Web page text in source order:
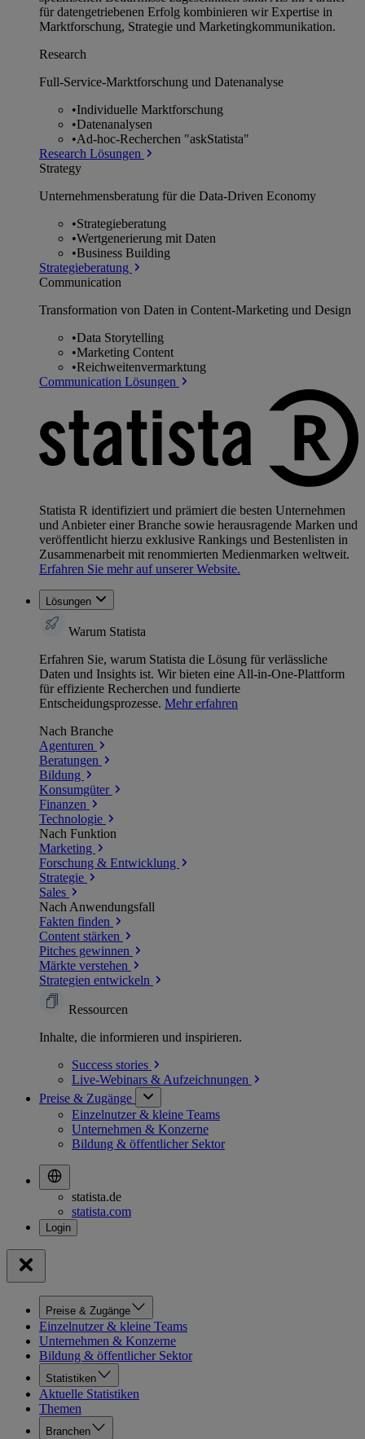
für datengetriebenen Erfolg kombinieren wir Expertise in
Marktforschung, Strategie und Marketingkommunikation.
Research
Full-Service-Marktforschung und Datenanalyse
•Individuelle Marktforschung
•Datenanalysen
•Ad-hoc-Recherchen "askStatista"
Research Lösungen
Strategy
Unternehmens­beratung für die Data-Driven Economy
•Strategieberatung
•Wertgenerierung mit Daten
•Business Building
Strategieberatung
Communication
Transformation von Daten in Content-Marketing und Design
•Data Storytelling
•Marketing Content
•Reichweitenvermarktung
Communication Lösungen
Statista R identifiziert und prämiert die besten Unternehmen
und Anbieter einer Branche sowie herausragende Marken und
veröffentlicht hierzu exklusive Rankings und Bestenlisten in
Zusammenarbeit mit renommierten Medienmarken weltweit.
Erfahren Sie mehr auf unserer Website.
Lösungen
Warum Statista
Erfahren Sie, warum Statista die Lösung für verlässliche
Daten und Insights ist. Wir bieten eine All-in-One-Plattform
für effiziente Recherchen und fundierte
Entscheidungsprozesse. Mehr erfahren
Nach Branche
Agenturen
Beratungen
Bildung
Konsumgüter
Finanzen
Technologie
Nach Funktion
Marketing
Forschung & Entwicklung
Strategie
Sales
Nach Anwendungsfall
Fakten finden
Content stärken
Pitches gewinnen
Märkte verstehen
Strategien entwickeln
Ressourcen
Inhalte, die informieren und inspirieren.
Success stories
Live-Webinars & Aufzeichnungen
Preise & Zugänge
Einzelnutzer & kleine Teams
Unternehmen & Konzerne
Bildung & öffentlicher Sektor
statista.de
statista.com
Preise & Zugänge
Einzelnutzer & kleine Teams
Unternehmen & Konzerne
Bildung & öffentlicher Sektor
Statistiken
Aktuelle Statistiken
Themen
Branchen